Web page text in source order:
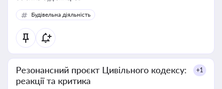
Будівельна діяльність
Резонансний проєкт Цивільного кодексу:
реакції та критика
+1